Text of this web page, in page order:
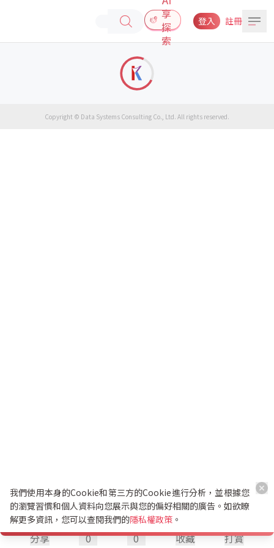
享
探
索
登入 註冊
分享 0 0 收藏 打賞
Copyright © Data Systems Consulting Co., Ltd. All rights reserved.
我們使用本身的Cookie和第三方的Cookie進行分析，並根據您
的瀏覽習慣和個人資料向您展示與您的偏好相關的廣告。如欲瞭
解更多資訊，您可以查閱我們的隱私權政策 。